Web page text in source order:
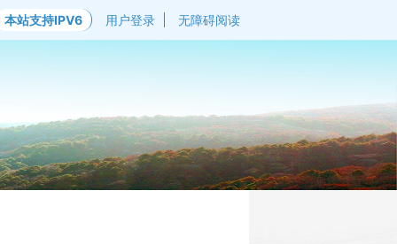
本站支持IPV6 用户登录 无障碍阅读